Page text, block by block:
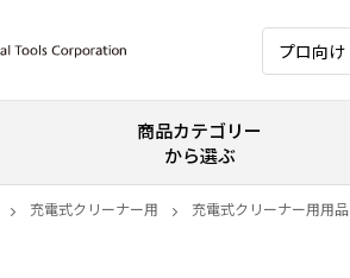
プロ向け
商品カテゴリー
から選ぶ
充電式クリーナー用 充電式クリーナー用用品